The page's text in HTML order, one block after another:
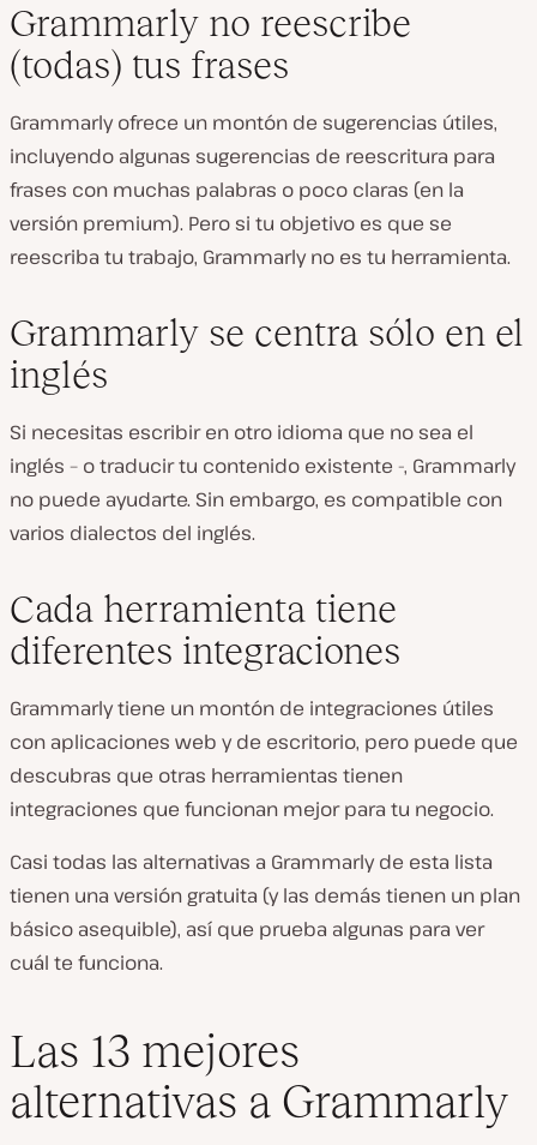
Grammarly no reescribe
(todas) tus frases
Grammarly ofrece un montón de sugerencias útiles,
incluyendo algunas sugerencias de reescritura para
frases con muchas palabras o poco claras (en la
versión premium). Pero si tu objetivo es que se
reescriba tu trabajo, Grammarly no es tu herramienta.
Grammarly se centra sólo en el
inglés
Si necesitas escribir en otro idioma que no sea el
inglés – o traducir tu contenido existente -, Grammarly
no puede ayudarte. Sin embargo, es compatible con
varios dialectos del inglés.
Cada herramienta tiene
diferentes integraciones
Grammarly tiene un montón de integraciones útiles
con aplicaciones web y de escritorio, pero puede que
descubras que otras herramientas tienen
integraciones que funcionan mejor para tu negocio.
Casi todas las alternativas a Grammarly de esta lista
tienen una versión gratuita (y las demás tienen un plan
básico asequible), así que prueba algunas para ver
cuál te funciona.
Las 13 mejores
alternativas a Grammarly